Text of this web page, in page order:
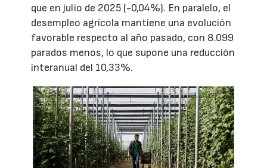
que en julio de 2025 (-0,04%). En paralelo, el
desempleo agrícola mantiene una evolución
favorable respecto al año pasado, con 8.099
parados menos, lo que supone una reducción
interanual del 10,33%.